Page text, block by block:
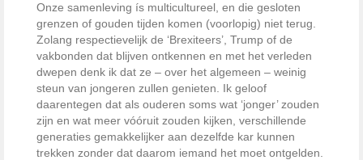
Onze samenleving ís multicultureel, en die gesloten
grenzen of gouden tijden komen (voorlopig) niet terug.
Zolang respectievelijk de ‘Brexiteers’, Trump of de
vakbonden dat blijven ontkennen en met het verleden
dwepen denk ik dat ze – over het algemeen – weinig
steun van jongeren zullen genieten. Ik geloof
daarentegen dat als ouderen soms wat ‘jonger’ zouden
zijn en wat meer vóóruit zouden kijken, verschillende
generaties gemakkelijker aan dezelfde kar kunnen
trekken zonder dat daarom iemand het moet ontgelden.